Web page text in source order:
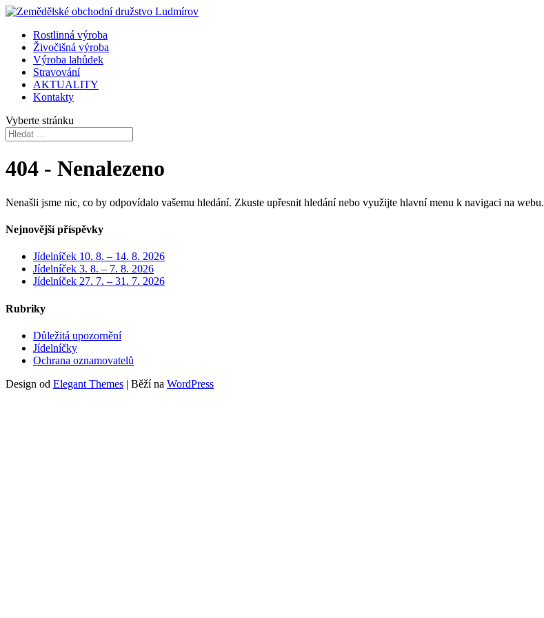
Rostlinná výroba
Živočišná výroba
Výroba lahůdek
Stravování
AKTUALITY
Kontakty
Vyberte stránku
404 - Nenalezeno
Nenašli jsme nic, co by odpovídalo vašemu hledání. Zkuste upřesnit hledání nebo využijte hlavní menu k navigaci na webu.
Nejnovější příspěvky
Jídelníček 10. 8. – 14. 8. 2026
Jídelníček 3. 8. – 7. 8. 2026
Jídelníček 27. 7. – 31. 7. 2026
Rubriky
Důležitá upozornění
Jídelníčky
Ochrana oznamovatelů
Design od Elegant Themes | Běží na WordPress